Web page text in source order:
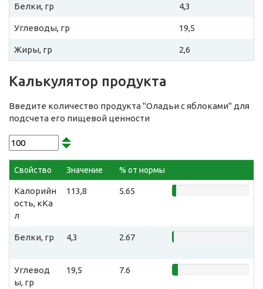
Белки, гр 4,3
Углеводы, гр 19,5
Жиры, гр 2,6
Калькулятор продукта
Введите количество продукта "Оладьи с яблоками" для
подсчета его пищевой ценности
Свойство Значение % от нормы
Калорийн
ость, кКа
л
113,8 5.65
Белки, гр 4,3 2.67
Углевод
ы, гр
19,5 7.6